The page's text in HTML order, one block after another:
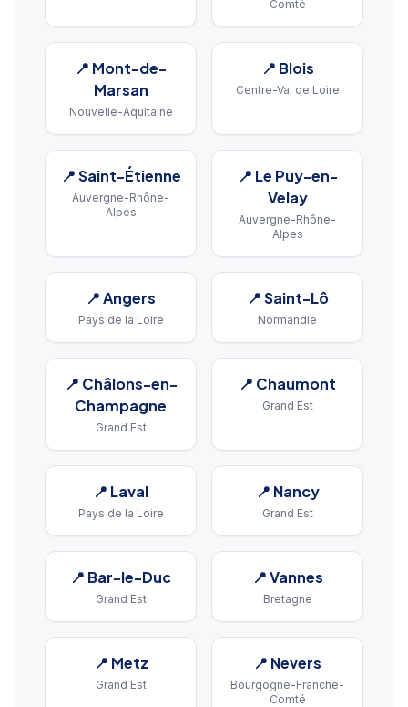
Comté
📍 Mont-de-
Marsan
Nouvelle-Aquitaine
📍 Blois
Centre-Val de Loire
📍Saint-Étienne
Auvergne-Rhône-
Alpes
📍 Le Puy-en-
Velay
Auvergne-Rhône-
Alpes
📍Angers
Pays de la Loire
📍Saint-Lô
Normandie
📍 Châlons-en-
Champagne
Grand Est
📍 Chaumont
Grand Est
📍 Laval
Pays de la Loire
📍 Nancy
Grand Est
📍 Bar-le-Duc
Grand Est
📍Vannes
Bretagne
📍 Metz
Grand Est
📍 Nevers
Bourgogne-Franche-
Comté